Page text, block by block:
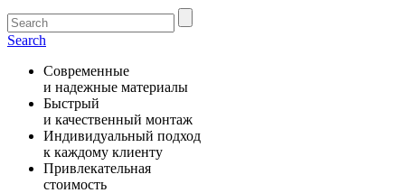
Search
Современные
и надежные материалы
Быстрый
и качественный монтаж
Индивидуальный подход
к каждому клиенту
Привлекательная
стоимость